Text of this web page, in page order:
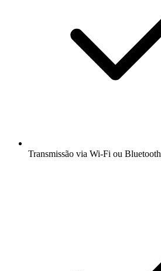
Transmissão via Wi-Fi ou Bluetooth